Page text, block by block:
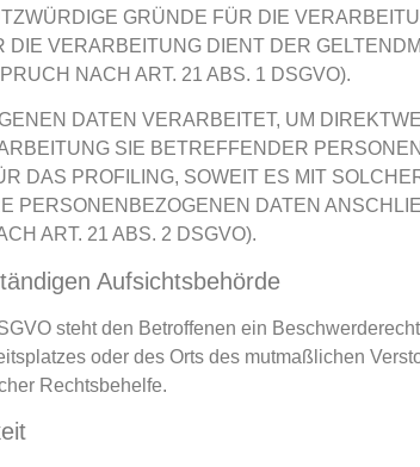
GRÜNDE FÜR DIE
DIE VERARBEITUNG DIENT DER
NACH ART. 21 ABS. 1 DSGVO).
DATEN VERARBEITET, UM
SIE BETREFFENDER
DAS PROFILING, SOWEIT ES MIT
PERSONENBEZOGENEN DATEN
ART. 21 ABS. 2 DSGVO).
Aufsichts­behörde
steht den Betroffenen ein
oder des Orts des mutmaßlichen
Rechtsbehelfe.